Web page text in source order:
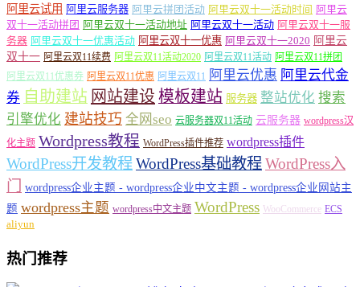
阿里云试用 阿里云服务器 阿里云拼团活动 阿里云双十一活动时间 阿里云
双十一活动拼团 阿里云双十一活动地址 阿里云双十一活动 阿里云双十一服
务器 阿里云双十一优惠活动 阿里云双十一优惠 阿里云双十一2020 阿里云
双十一 阿里云双11续费 阿里云双11活动2020 阿里云双11活动 阿里云双11拼团
阿里云双11优惠券 阿里云双11优惠 阿里云双11 阿里云优惠 阿里云代金
券 自助建站 网站建设 模板建站 服务器 整站优化 搜索
引擎优化 建站技巧 全网seo 云服务器双11活动 云服务器 wordpress汉
化主题 Wordpress教程 WordPress插件推荐 wordpress插件
WordPress开发教程WordPress基础教程WordPress入
门
wordpress企业主题 - wordpress企业中文主题 - wordpress企业网站主
题 wordpress主题 wordpress中文主题 WordPress WooCommerce ECS
aliyun
热门推荐